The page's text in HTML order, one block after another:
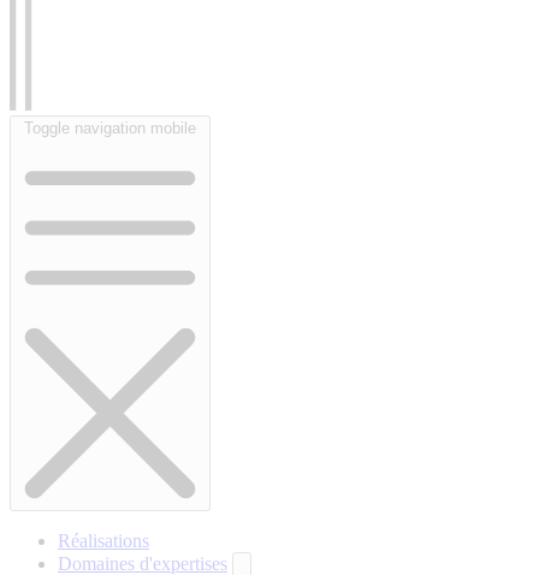
Toggle navigation mobile
Réalisations
Domaines d'expertises